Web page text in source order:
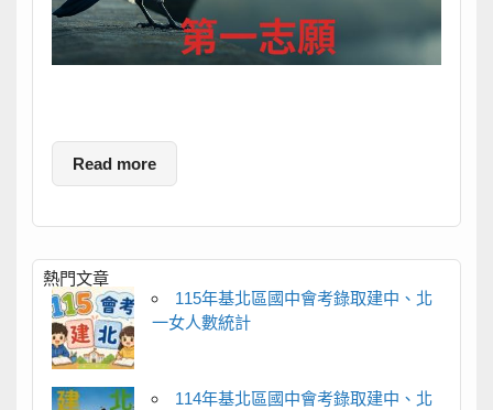
Read more
熱門文章
115年基北區國中會考錄取建中、北
一女人數統計
114年基北區國中會考錄取建中、北